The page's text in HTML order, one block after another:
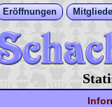
Eröffnungen